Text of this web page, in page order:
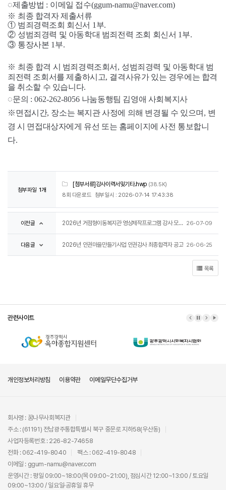
◌제출방법 : 이메일 접수(ggum-namu@naver.com)
※ 최종 합격자 제출서류
① 범죄경력조회 회신서 1 부.
② 성범죄경력 및 아동학대 범죄전력 조회 회신서 1 부.
③ 통장사본 1 부.
※ 최종 합격 시 범죄경력조회서 , 성범죄경력 및 아동학대 범
죄전력 조회서를 제출하시고, 결격사유가 있는 경우에는 합격
을 취소할 수 있습니다.
◌문의 : 062-262-8056 나눔동행팀 김영애 사회복지사
※ 면접시간, 장소는 복지관 사정에 의해 변경될 수 있으며 , 변
경 시 면접대상자에게 유선 또는 홈페이지에 사전 통보합니
다.
첨부파일 1개
[첨부서류]강사이력서및기타.hwp (38.5K)
8회 다운로드 첨부일시 : 2026-07-14 17:43:38
이전글 2026년 거점형이동복지관 영상제작프로그램 강사 모집 공고 26-07-09
다음글 2026년 인권마을만들기사업 인권강사 최종합격자 공고 26-06-25
목록
관련사이트 이전 배너
배너 정지
다음 배
배
개인정보처리방침 이용약관 이메일무단수집거부
회사명 : 꿈나무사회복지관
주소 : (61191) 전남광주통합특별시 북구 중문로 지하58(우산동)
사업자등록번호 : 226-82-74658
전화 : 062-419-8040
팩스 : 062-419-8048
이메일 : ggum-namu@naver.com
운영시간 : 평일 09:00~18:00(목 09:00~21:00), 점심시간 12:00~13:00 / 토요일
09:00~13:00 / 일요일·공휴일 휴무